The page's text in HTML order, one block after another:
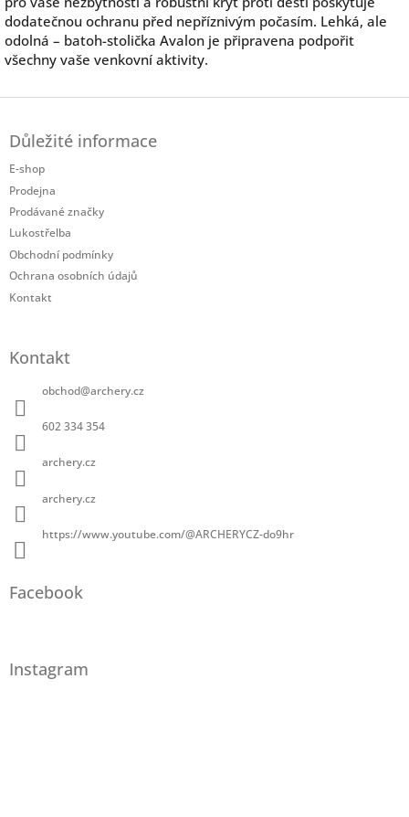
dodatečnou ochranu před nepříznivým počasím. Lehká, ale
odolná – batoh-stolička Avalon je připravena podpořit
všechny vaše venkovní aktivity.
Důležité informace
E-shop
Prodejna
Prodávané značky
Lukostřelba
Obchodní podmínky
Ochrana osobních údajů
Kontakt
Kontakt
obchod@archery.cz
602 334 354
archery.cz
archery.cz
https://www.youtube.com/@ARCHERYCZ-do9hr
Facebook
Instagram